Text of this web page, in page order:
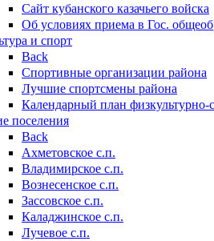
Cайт кубанского казачьего войска
Об условиях приема в Гос.
и спорт
Back
Спортивные организации района
Лучшие спортсмены района
Календарный план
поселения
Back
Ахметовское с.п.
Владимирское с.п.
Вознесенское с.п.
Зассовское с.п.
Каладжинское с.п.
Лучевое с.п.